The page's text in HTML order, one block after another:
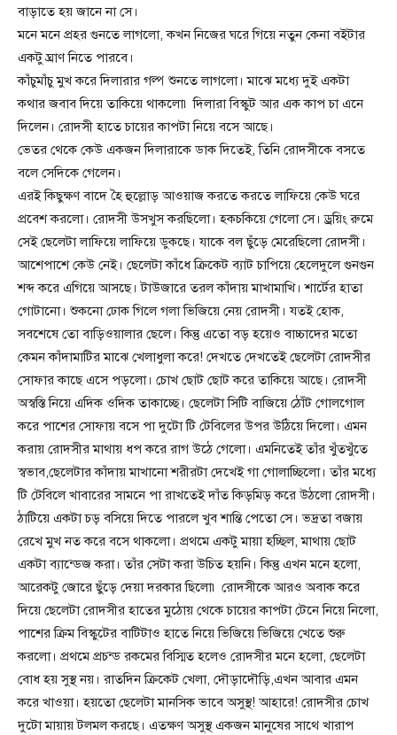
বাড়াতে হয় জানে না সে।
মনে মনে প্রহর গুনতে লাগলো, কখন নিজের ঘরে গিয়ে নতুন কেনা বইটার
একটু ঘ্রাণ নিতে পারবে।
কাঁচুমাঁচু মুখ করে দিলারার গল্প শুনতে লাগলো। মাঝে মধ্যে দুই একটা
কথার জবাব দিয়ে তাকিয়ে থাকলো৷ দিলারা বিস্কুট আর এক কাপ চা এনে
দিলেন। রোদসী হাতে চায়ের কাপটা নিয়ে বসে আছে।
ভেতর থেকে কেউ একজন দিলারাকে ডাক দিতেই, তিনি রোদসীকে বসতে
বলে সেদিকে গেলেন।
এরই কিছুক্ষণ বাদে হৈ হুল্লোড় আওয়াজ করতে করতে লাফিয়ে কেউ ঘরে
প্রবেশ করলো। রোদসী উসখুস করছিলো। হকচকিয়ে গেলো সে। ড্রয়িং রুমে
সেই ছেলেটা লাফিয়ে লাফিয়ে ডুকছে। যাকে বল ছুঁড়ে মেরেছিলো রোদসী।
আশেপাশে কেউ নেই। ছেলেটা কাঁধে ক্রিকেট ব্যাট চাপিয়ে হেলেদুলে গুনগুন
শব্দ করে এগিয়ে আসছে। টাউজারে তরল কাঁদায় মাখামাখি। শার্টের হাতা
গোটানো। শুকনো ঢোক গিলে গলা ভিজিয়ে নেয় রোদসী। যতই হোক,
সবশেষে তো বাড়িওয়ালার ছেলে। কিন্তু এতো বড় হয়েও বাচ্চাদের মতো
কেমন কাঁদামাটির মাঝে খেলাধুলা করে! দেখতে দেখতেই ছেলেটা রোদসীর
সোফার কাছে এসে পড়লো। চোখ ছোট ছোট করে তাকিয়ে আছে। রোদসী
অস্বস্তি নিয়ে এদিক ওদিক তাকাচ্ছে। ছেলেটা সিটি বাজিয়ে ঠোঁট গোলগোল
করে পাশের সোফায় বসে পা দুটো টি টেবিলের উপর উঠিয়ে দিলো। এমন
করায় রোদসীর মাথায় ধপ করে রাগ উঠে গেলো। এমনিতেই তাঁর খুঁতখুঁতে
স্বভাব,ছেলেটার কাঁদায় মাখানো শরীরটা দেখেই গা গোলাচ্ছিলো। তাঁর মধ্যে
টি টেবিলে খাবারের সামনে পা রাখতেই দাঁত কিড়মিড় করে উঠলো রোদসী।
ঠাটিয়ে একটা চড় বসিয়ে দিতে পারলে খুব শান্তি পেতো সে। ভদ্রতা বজায়
রেখে মুখ নত করে বসে থাকলো। প্রথমে একটু মায়া হচ্ছিল, মাথায় ছোট
একটা ব্যান্ডেজ করা। তাঁর সেটা করা উচিত হয়নি। কিন্তু এখন মনে হলো,
আরেকটু জোরে ছুঁড়ে দেয়া দরকার ছিলো৷ রোদসীকে আরও অবাক করে
দিয়ে ছেলেটা রোদসীর হাতের মুঠোয় থেকে চায়ের কাপটা টেনে নিয়ে নিলো,
পাশের ক্রিম বিস্কুটের বাটিটাও হাতে নিয়ে ভিজিয়ে ভিজিয়ে খেতে শুরু
করলো। প্রথমে প্রচন্ড রকমের বিস্মিত হলেও রোদসীর মনে হলো, ছেলেটা
বোধ হয় সুস্থ নয়। রাতদিন ক্রিকেট খেলা, দৌড়াদৌড়ি,এখন আবার এমন
করে খাওয়া। হয়তো ছেলেটা মানসিক ভাবে অসুস্থ! আহারে! রোদসীর চোখ
দুটো মায়ায় টলমল করছে। এতক্ষণ অসুস্থ একজন মানুষের সাথে খারাপ